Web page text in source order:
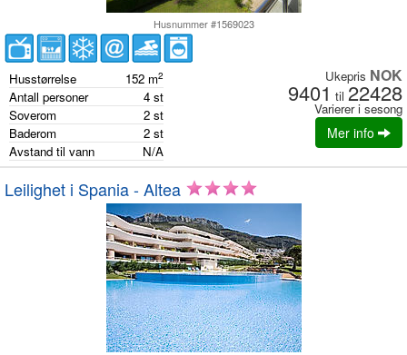
Husnummer #1569023
Husstørrelse 152 m2
Antall personer 4 st
Soverom
2 st
Baderom
2 st
Avstand til vann
N/A
Ukepris NOK
9401 til 22428
Varierer i sesong
Mer info
Leilighet i Spania - Altea